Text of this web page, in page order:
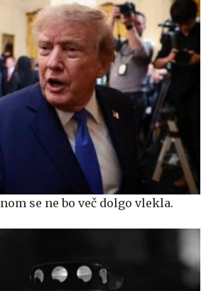
se ne bo več dolgo vlekla.